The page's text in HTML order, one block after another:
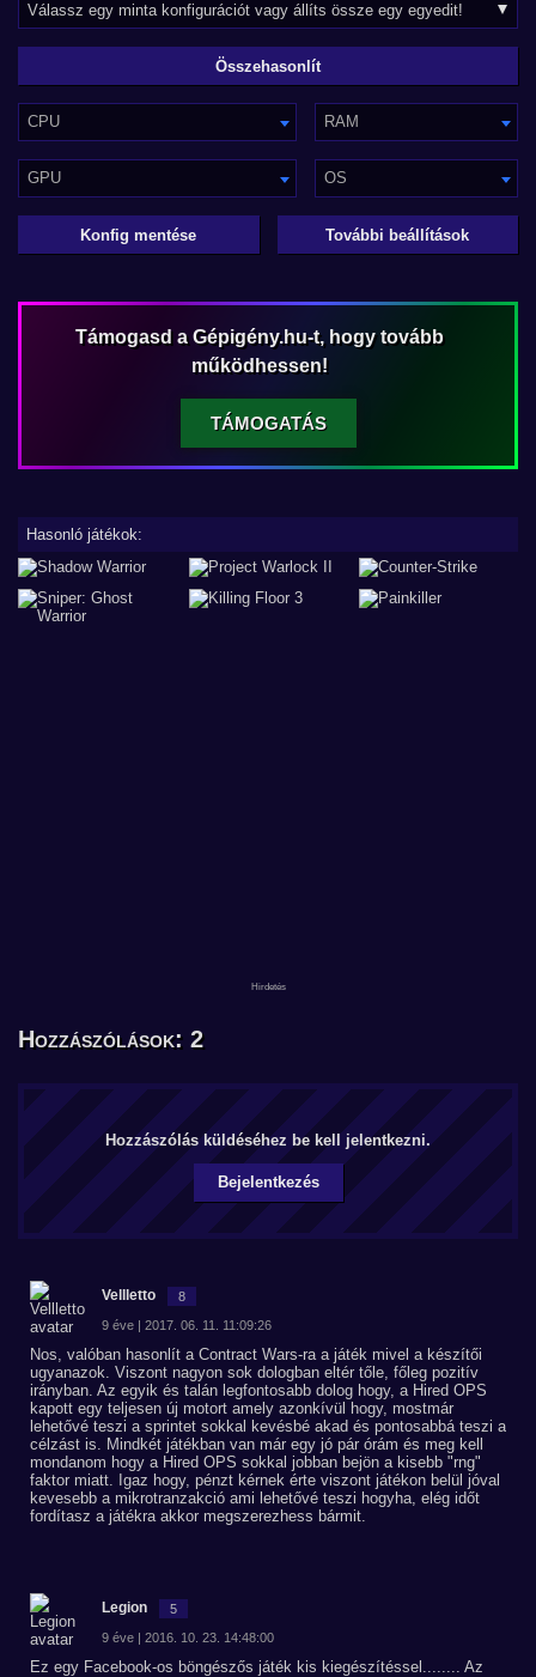
CPU RAM
GPU OS
Konfig mentése További beállítások
Támogasd a Gépigény.hu-t, hogy tovább
működhessen!
TÁMOGATÁS
Hasonló játékok:
Hozzászólások: 2
Hozzászólás küldéséhez be kell jelentkezni.
Bejelentkezés
Vellletto 8
9 éve | 2017. 06. 11. 11:09:26
Nos, valóban hasonlít a Contract Wars-ra a játék mivel a készítői
ugyanazok. Viszont nagyon sok dologban eltér tőle, főleg pozitív
irányban. Az egyik és talán legfontosabb dolog hogy, a Hired OPS
kapott egy teljesen új motort amely azonkívül hogy, mostmár
lehetővé teszi a sprintet sokkal kevésbé akad és pontosabbá teszi a
célzást is. Mindkét játékban van már egy jó pár órám és meg kell
mondanom hogy a Hired OPS sokkal jobban bejön a kisebb "rng"
faktor miatt. Igaz hogy, pénzt kérnek érte viszont játékon belül jóval
kevesebb a mikrotranzakció ami lehetővé teszi hogyha, elég időt
fordítasz a játékra akkor megszerezhess bármit.
Legion 5
9 éve | 2016. 10. 23. 14:48:00
Ez egy Facebook-os böngészős játék kis kiegészítéssel........ Az